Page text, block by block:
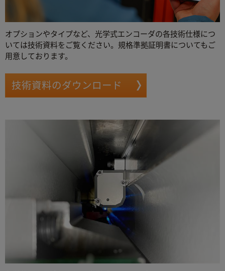
オプションやタイプなど、光学式エンコーダの各技術仕様につ
いては技術資料をご覧ください。規格準拠証明書についてもご
用意しております。
技術資料のダウンロード